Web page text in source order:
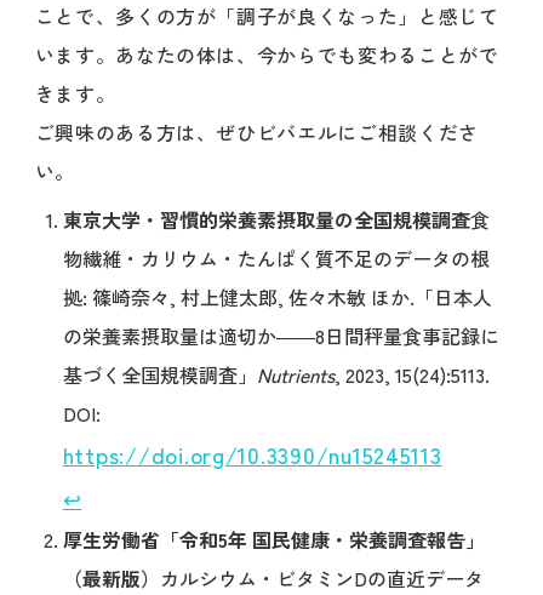
ことで、多くの方が「調子が良くなった」と感じて
います。あなたの体は、今からでも変わることがで
きます。
ご興味のある方は、ぜひビバエルにご相談くださ
い。
東京大学・習慣的栄養素摂取量の全国規模調査食
物繊維・カリウム・たんぱく質不足のデータの根
拠: 篠崎奈々, 村上健太郎, 佐々木敏 ほか.「日本人
の栄養素摂取量は適切か――8日間秤量食事記録に
基づく全国規模調査」 Nutrients, 2023, 15(24):5113.
DOI:
https://doi.org/10.3390/nu15245113
↩︎
厚生労働省「令和5年 国民健康・栄養調査報告」
（最新版） カルシウム・ビタミンDの直近データ